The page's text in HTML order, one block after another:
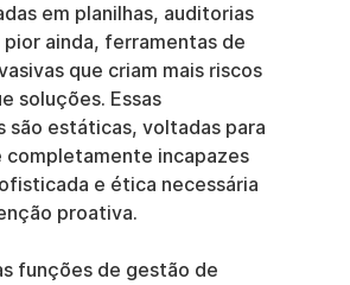
em planilhas, auditorias
pior ainda, ferramentas de
que criam mais riscos
soluções. Essas
são estáticas, voltadas para
completamente incapazes
e ética necessária
proativa.
funções de gestão de